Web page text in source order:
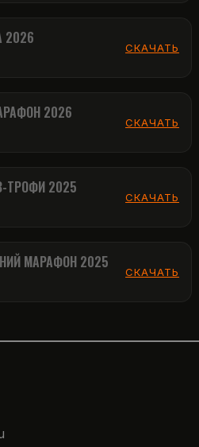
2026
2025
МАРАФОН 2025